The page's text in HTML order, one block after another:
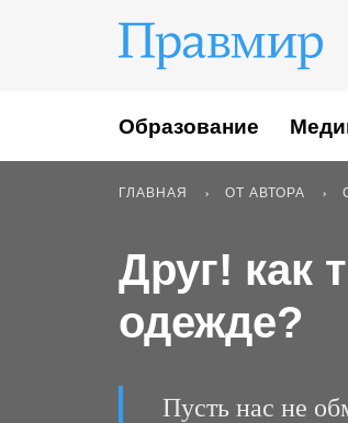
Образование
ГЛАВНАЯ ОТ АВТОРА
Друг! как
одежде?
Пусть нас не